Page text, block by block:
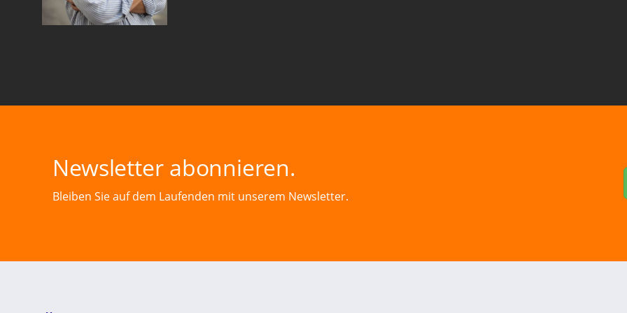
Newsletter abonnieren.
Bleiben Sie auf dem Laufenden mit unserem Newsletter.